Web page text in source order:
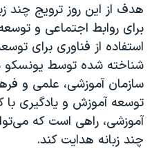
چهل سال گروگان‌گیری
قانون شفافیت دارائی کادر
اعتراضات مردمی آبان ۹۸
اسرائیل در جنگ
نرگس محمدی برنده جایزه
همایش محافظه‌کاران آمریکا
هدف از این روز ترویج چند
برای روابط اجتماعی و
استفاده از فناوری برای
شناخته شده توسط یونسکو
سازمان آموزشی، علمی و
توسعه آموزش و یادگیری با
آموزشی، راهی است که
چند زبانه هدایت کند.